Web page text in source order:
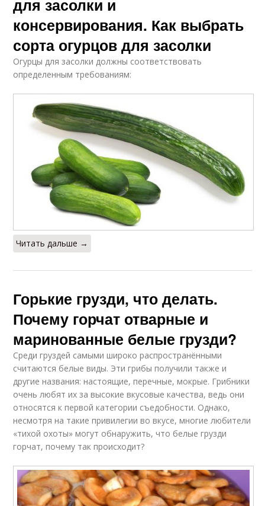
для засолки и
консервирования. Как выбрать
сорта огурцов для засолки
Огурцы для засолки должны соответствовать
определенным требованиям:
Читать дальше →
Горькие грузди, что делать.
Почему горчат отварные и
маринованные белые грузди?
Среди груздей самыми широко распространёнными
считаются белые виды. Эти грибы получили также и
другие названия: настоящие, перечные, мокрые. Грибники
очень любят их за высокие вкусовые качества, ведь они
относятся к первой категории съедобности. Однако,
несмотря на такие привилегии во вкусе, многие любители
«тихой охоты» могут обнаружить, что белые грузди
горчат, почему так происходит?